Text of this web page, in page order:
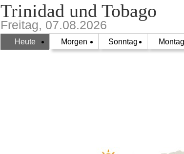
Trinidad und Tobago
Freitag, 07.08.2026
Heute Morgen Sonntag Montag